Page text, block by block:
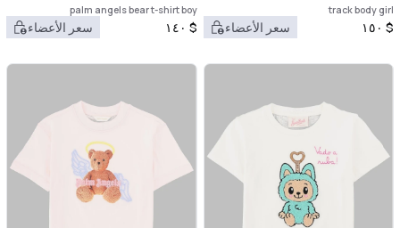
track body girl
$ ١٥٠ سعر الأعضاء
palm angels bear t-shirt boy
$ ١٤٠ سعر الأعضاء